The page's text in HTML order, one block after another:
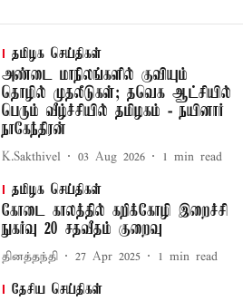
தமிழக செய்திகள்
அண்டை மாநிலங்களில் குவியும்
தொழில் முதலீடுகள்; தவெக ஆட்சியில்
பெரும் வீழ்ச்சியில் தமிழகம் - நயினார்
நாகேந்திரன்
K.Sakthivel 03 Aug 2026 1 min read
தமிழக செய்திகள்
கோடை காலத்தில் கறிக்கோழி இறைச்சி
நுகர்வு 20 சதவீதம் குறைவு
தினத்தந்தி 27 Apr 2025 1 min read
தேசிய செய்திகள்